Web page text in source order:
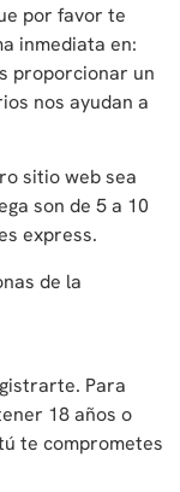
por favor te
inmediata en:
proporcionar un
nos ayudan a
sitio web sea
son de 5 a 10
express.
de la
Para
18 años o
te comprometes